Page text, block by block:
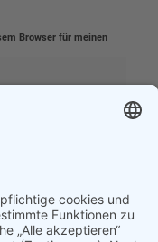
Browser für meinen